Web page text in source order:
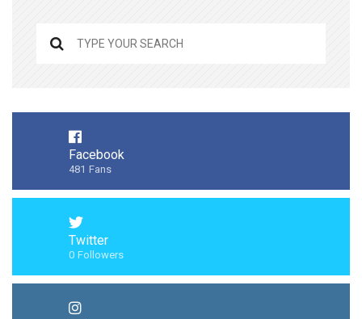
Facebook
481 Fans
Twitter
0 Followers